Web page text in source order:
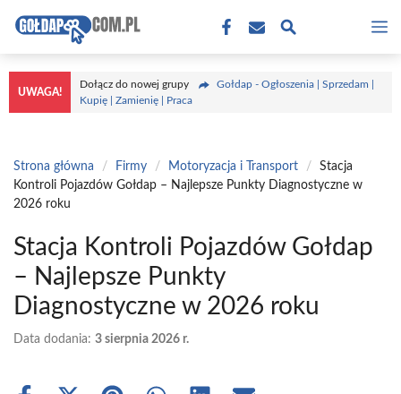
treści
UWAGA!
Dołącz do nowej grupy
Gołdap - Ogłoszenia | Sprzedam |
Kupię | Zamienię | Praca
Strona główna / Firmy / Motoryzacja i Transport /
Stacja
Kontroli Pojazdów Gołdap – Najlepsze Punkty Diagnostyczne w
2026 roku
Stacja Kontroli Pojazdów Gołdap
– Najlepsze Punkty
Diagnostyczne w 2026 roku
Data dodania: 3 sierpnia 2026 r.